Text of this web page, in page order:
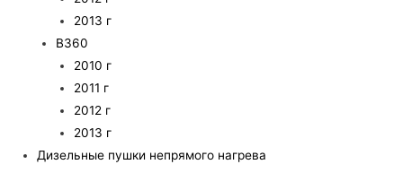
2013 г
B360
2010 г
2011 г
2012 г
2013 г
Дизельные пушки непрямого нагрева